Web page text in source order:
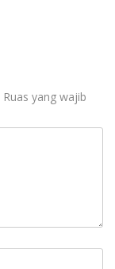
Ruas yang wajib